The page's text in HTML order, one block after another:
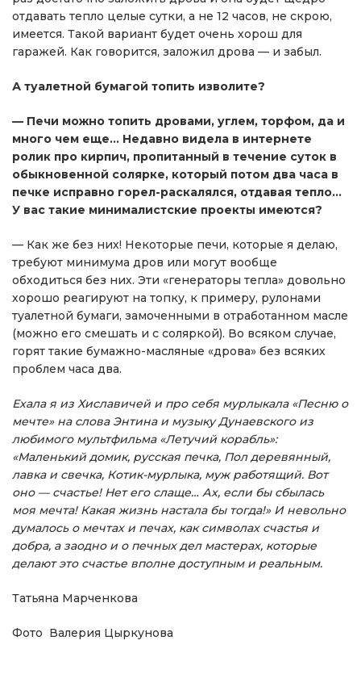
отдавать тепло целые сутки, а не 12 часов, не скрою,
имеется. Такой вариант будет очень хорош для
гаражей. Как говорится, заложил дрова — и забыл.
А туалетной бумагой топить изволите?
— Печи можно топить дровами, углем, торфом, да и
много чем еще… Недавно видела в интернете
ролик про кирпич, пропитанный в течение суток в
обыкновенной солярке, который потом два часа в
печке исправно горел-раскалялся, отдавая тепло…
У вас такие минималистские проекты имеются?
— Как же без них! Некоторые печи, которые я делаю,
требуют минимума дров или могут вообще
обходиться без них. Эти «генераторы тепла» довольно
хорошо реагируют на топку, к примеру, рулонами
туалетной бумаги, замоченными в отработанном масле
(можно его смешать и с соляркой). Во всяком случае,
горят такие бумажно-масляные «дрова» без всяких
проблем часа два.
Ехала я из Хиславичей и про себя мурлыкала «Песню о
мечте» на слова Энтина и музыку Дунаевского из
любимого мультфильма «Летучий корабль»:
«Маленький домик, русская печка, Пол деревянный,
лавка и свечка, Котик-мурлыка, муж работящий. Вот
оно — счастье! Нет его слаще… Ах, если бы сбылась
моя мечта! Какая жизнь настала бы тогда!» И невольно
думалось о мечтах и печах, как символах счастья и
добра, а заодно и о печных дел мастерах, которые
делают это счастье вполне доступным и реальным.
Татьяна Марченкова
Фото Валерия Цыркунова